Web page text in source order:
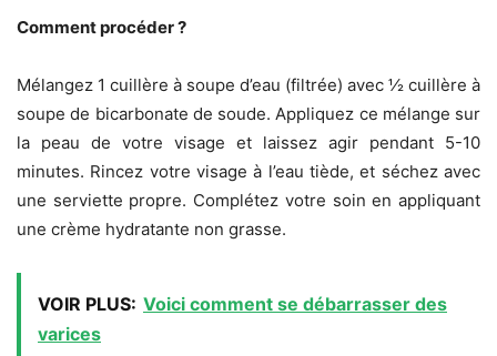
Comment procéder ?
Mélangez 1 cuillère à soupe d’eau (filtrée) avec ½ cuillère à
soupe de bicarbonate de soude. Appliquez ce mélange sur
la peau de votre visage et laissez agir pendant 5-10
minutes. Rincez votre visage à l’eau tiède, et séchez avec
une serviette propre. Complétez votre soin en appliquant
une crème hydratante non grasse.
VOIR PLUS: Voici comment se débarrasser des
varices